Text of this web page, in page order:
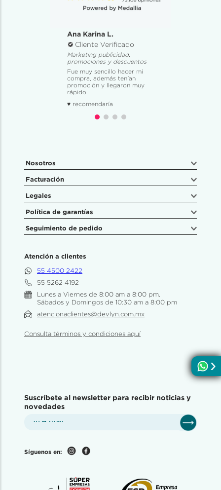
Ana Karina L.
Cliente Verificado
Marketing publicidad,
promociones y descuentos
Fue muy sencillo hacer mi
compra, además tenían
promoción y llegaron muy
rápido
♥ recomendaría
Nosotros
Facturación
Legales
Política de garantías
Seguimiento de pedido
Atención a clientes
55 4500 2422
55 5262 4192
Lunes a Viernes de 8:00 am a 8:00 pm.
Sábados y Domingos de 10:30 am a 8:00 pm
atencionaclientes@devlyn.com.mx
Consulta términos y condiciones aquí
Suscríbete al newsletter para recibir noticias y
novedades
Síguenos en: